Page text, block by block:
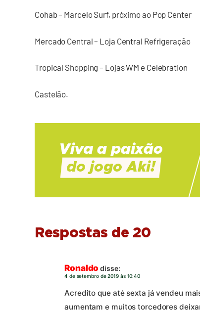
Cohab – Marcelo Surf, próximo ao Pop Center
Mercado Central – Loja Central Refrigeração
Tropical Shopping – Lojas WM e Celebration
Castelão.
Respostas de 20
Ronaldo disse:
4 de setembro de 2019 às 10:40
Acredito que até sexta já vendeu
aumentam e muitos torcedores